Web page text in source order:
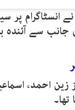
پر
جانب سے آئندہ
2018 میں تین کزنز زین